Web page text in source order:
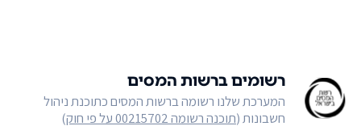
רשומים ברשות המסים
המערכת שלנו רשומה ברשות המסים כתוכנת ניהול
חשבונות (תוכנה רשומה 00215702 על פי חוק )